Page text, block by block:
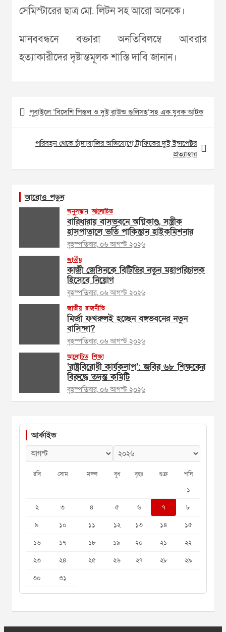
সেমিস্টারের ছাত্র মো. লিটন সহ আরো অনেকে।
মানববন্ধনে বক্তারা অনতিবিলম্বে আবরার
হত্যাকারীদের দৃষ্টান্তমূলক শাস্তি দাবি জানান।
Post
navigation
পূবাইলে ‘বিদেশি পিস্তল ও দুই রাউন্ড গুলিসহ’সহ এক যুবক আটক
পরিবহন থেকে চাঁদাবাজির অভিযোগে ট্রাফিকের দুই ইন্সপেক্টর
প্রত্যাহার
আরোও পড়ুন
অনুসন্ধান আলোচিত
বারিধারায় বাসভবনে অগ্নিকাণ্ড, সস্ত্রীক
হাসপাতালে ভর্তি পাকিস্তান হাইকমিশনার
বৃহস্পতিবার, ০৬ আগস্ট ২০২৬
জাতীয়
কাজী জেসিনকে বিটিভির নতুন মহাপরিচালক
হিসেবে নিয়োগ
বৃহস্পতিবার, ০৬ আগস্ট ২০২৬
জাতীয় রাজনীতি
মির্জা ফখরুলই হচ্ছেন বঙ্গভবনের নতুন
বাসিন্দা?
বৃহস্পতিবার, ০৬ আগস্ট ২০২৬
আলোচিত শিক্ষা
‘রাষ্ট্রবিরোধী কার্যকলাপ’: জবির ৬৮ শিক্ষকের
বিরুদ্ধে তদন্ত কমিটি
বৃহস্পতিবার, ০৬ আগস্ট ২০২৬
আর্কাইভ
রবি সোম মঙ্গল বুধ বৃহঃ শুক্র শনি
১
২
৩ ৪ ৫ ৬ ৭
৮
৯
১০ ১১ ১২ ১৩ ১৪
১৫
১৬
১৭ ১৮ ১৯ ২০ ২১
২২
২৩
২৪ ২৫ ২৬ ২৭ ২৮
২৯
৩০
৩১